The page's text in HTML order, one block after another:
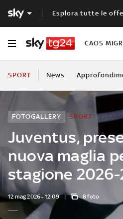
Esplora tutte le
CAOS
SPORT News
Juventus,
nuova maglia
stagione 2026-
SPORT
FOTOGALLERY
12 mag 2026 - 12:09 8 foto